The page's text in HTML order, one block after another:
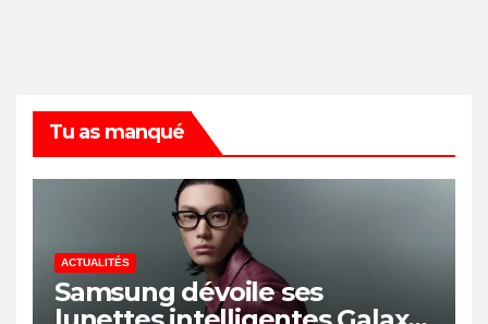
Tu as manqué
ACTUALITÉS
Samsung dévoile ses